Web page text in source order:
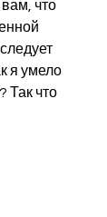
что
я умело
Так что